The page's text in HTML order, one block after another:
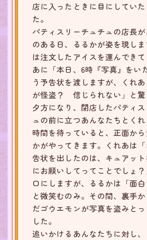
店に入ったときに目にしてい
た。
パティスリーチュチュの店長
のある日、るるかが姿を現し
は注文したアイスを運んでき
あに「本日、6時『写真』をい
う予告状を渡しますが、くれ
が怪盗？ 信じられない」と驚
夕方になり、閉店したパティ
ュの前に立つあんなたちとく
時間を待っていると、正面か
かがやってきます。くれあは
告状を出したのは、キュアッ
にお願いしてってことでしょ
口にしますが、るるかは「面白
と微笑むのみ。その間、裏手
だゴウエモンが写真を盗みと
した。
追いかけるあんなたちに対し